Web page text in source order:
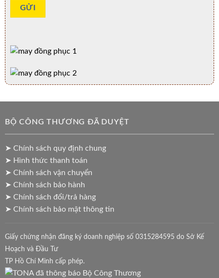
BỘ CÔNG THƯƠNG ĐÃ DUYỆT
➤ Chính sách quy định chung
➤ Hình thức thanh toán
➤ Chính sách vận chuyển
➤ Chính sách bảo hành
➤ Chính sách đổi/trả hàng
➤ Chính sách bảo mật thông tin
Giấy chứng nhận đăng ký doanh nghiệp số 0315284595 do Sở Kế
Hoạch và Đầu Tư
TP Hồ Chí Minh cấp phép.